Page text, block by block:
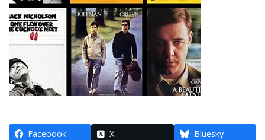
Facebook X
Bluesky